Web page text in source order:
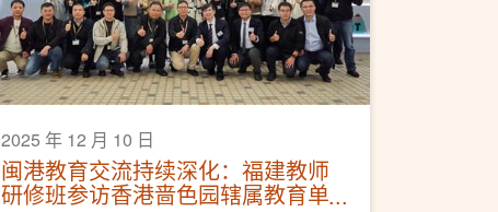
2025 年 12 月 10 日
闽港教育交流持续深化：福建教师
研修班参访香港啬色园辖属教育单